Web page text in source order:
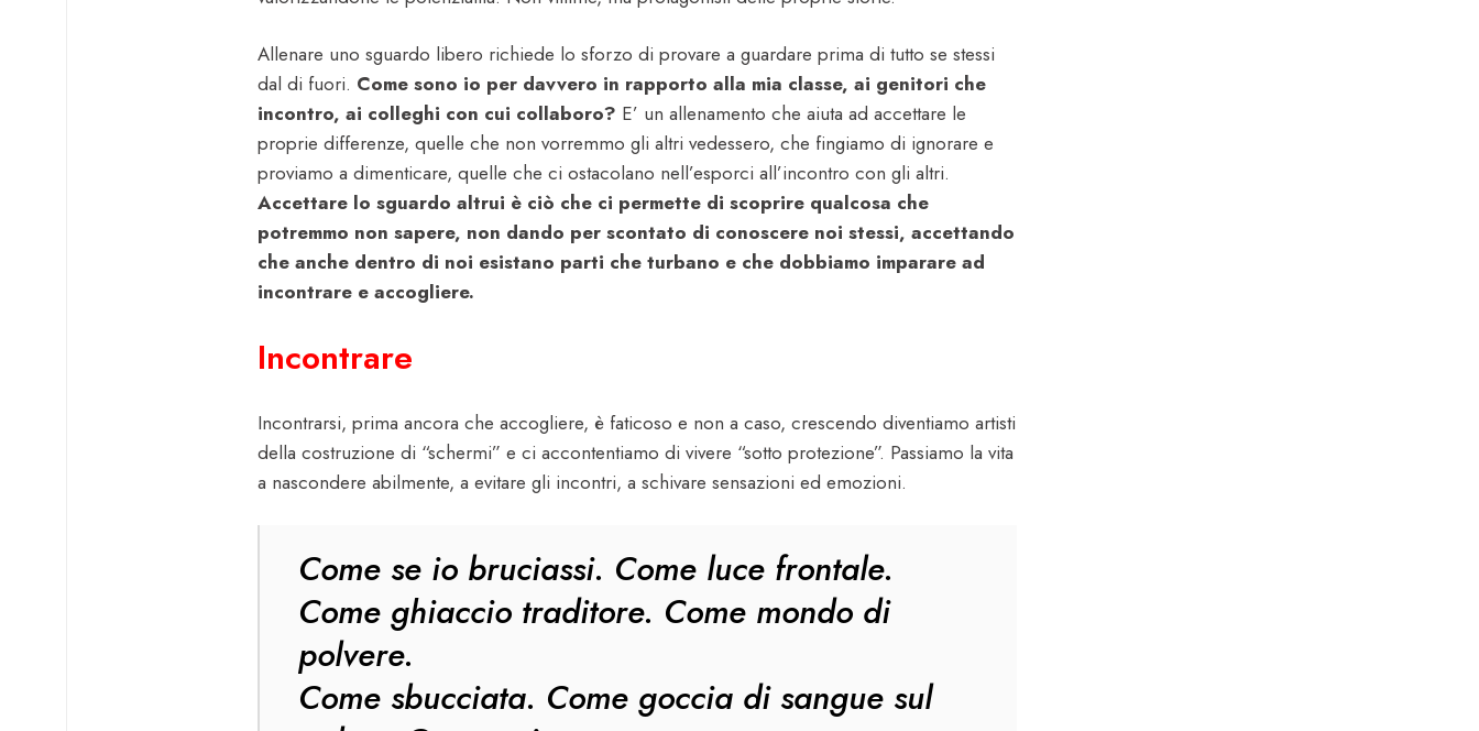
Allenare uno sguardo libero richiede lo sforzo di provare a guardare prima di tutto se stessi
dal di fuori. Come sono io per davvero in rapporto alla mia classe, ai genitori che
incontro, ai colleghi con cui collaboro? E’ un allenamento che aiuta ad accettare le
proprie differenze, quelle che non vorremmo gli altri vedessero, che fingiamo di ignorare e
proviamo a dimenticare, quelle che ci ostacolano nell’esporci all’incontro con gli altri.
Accettare lo sguardo altrui è ciò che ci permette di scoprire qualcosa che
potremmo non sapere, non dando per scontato di conoscere noi stessi, accettando
che anche dentro di noi esistano parti che turbano e che dobbiamo imparare ad
incontrare e accogliere.
Incontrare
Incontrarsi, prima ancora che accogliere, è faticoso e non a caso, crescendo diventiamo artisti
della costruzione di “schermi” e ci accontentiamo di vivere “sotto protezione”. Passiamo la vita
a nascondere abilmente, a evitare gli incontri, a schivare sensazioni ed emozioni.
Come se io bruciassi. Come luce frontale.
Come ghiaccio traditore. Come mondo di
polvere.
Come sbucciata. Come goccia di sangue sul